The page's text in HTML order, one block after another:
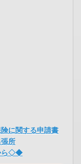
に関する申請書
所
ら◇◆